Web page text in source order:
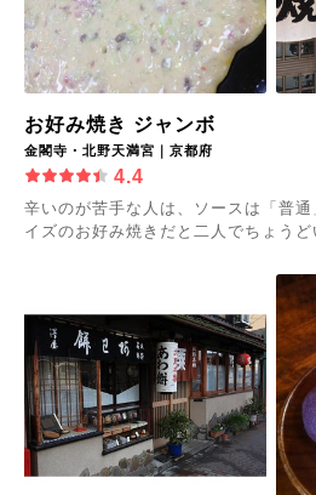
お好み焼き ジャンボ
金閣寺・北野天満宮｜京都府
4.4
辛いのが苦手な人は、ソースは「普
イズのお好み焼きだと二人でちょう